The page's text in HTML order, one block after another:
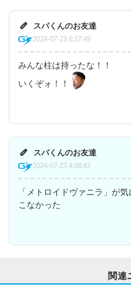
スパくんのお友達
2024-07-23 6:37:49
みんな柱は持ったな！！
いくぞォ！！
スパくんのお友達
2024-07-23 4:08:43
「メトロイドヴァニラ」が
こなかった
関連